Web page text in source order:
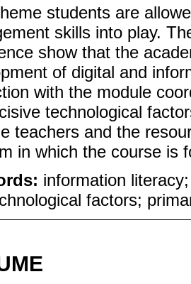
students are
skills into play.
show that the
of digital and
with the module
technological
teachers and the
in which the course is
information
factors;